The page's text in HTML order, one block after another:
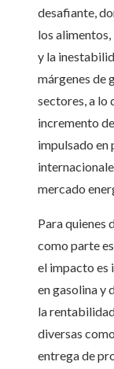
desafiante,
los
y la
márgenes de
sectores, a lo
incremento
impulsado en
mercado
Para quienes
como parte
el impacto es
en gasolina y
la
diversas
entrega de